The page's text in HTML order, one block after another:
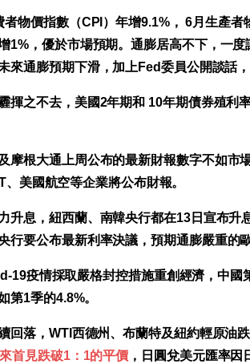
者物價指數（CPI）年增9.1%， 6月生產
1%，優於市場預期。通膨居高不下，一
來通膨預期下滑，加上Fed委員公開談話
揮之不去，美國2年期和 10年期債券殖利
摩根大通上周公布的最新財報數字不如市
美國航空等企業將公布財報。
升息，紐西蘭、南韓央行都在13日宣布
行要公布最新利率決議，預期通膨嚴重的
19疫情採取嚴格封控措施重創經濟，中
第1季的4.8%。
回落，WTI西德州、布蘭特及紐約輕原油
首見跌破1：1的平價 ，日圓兌美元匯率因